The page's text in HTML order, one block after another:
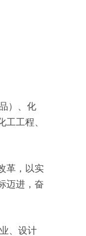
）、化
工程、
革，以实
迈进，奋
、设计